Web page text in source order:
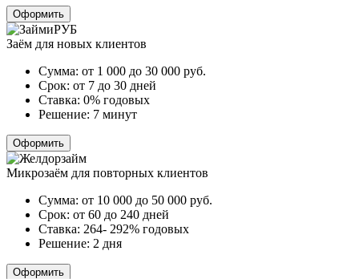
Оформить
Заём для новых клиентов
Сумма: от 1 000 до 30 000 руб.
Срок: от 7 до 30 дней
Ставка: 0% годовых
Решение: 7 минут
Оформить
Микрозаём для повторных клиентов
Сумма: от 10 000 до 50 000 руб.
Срок: от 60 до 240 дней
Ставка: 264- 292% годовых
Решение: 2 дня
Оформить